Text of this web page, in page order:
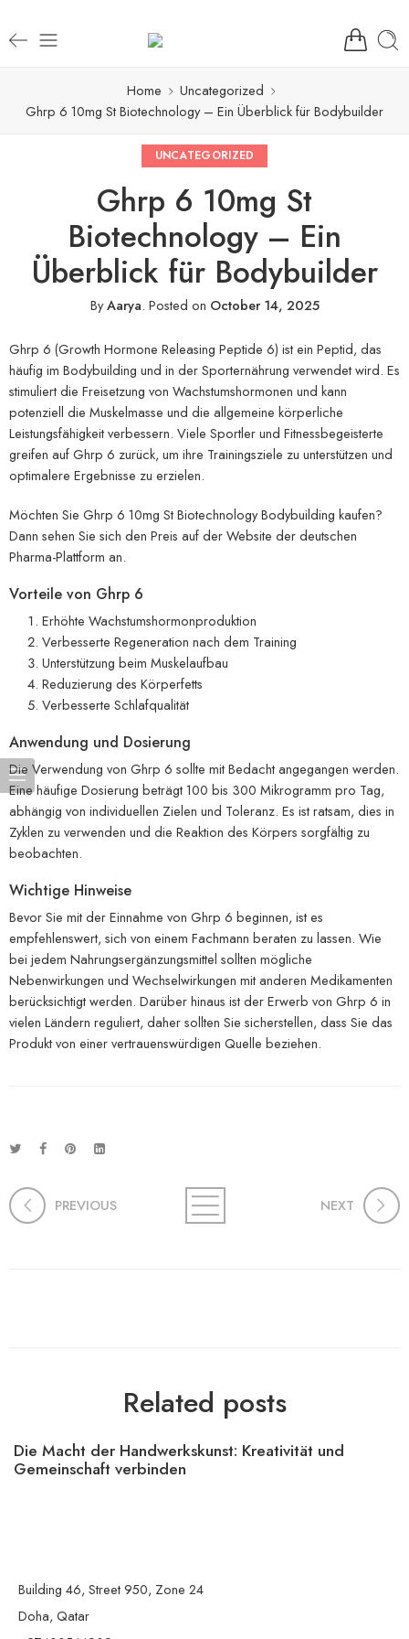
Home
Uncategorized
Ghrp 6 10mg St Biotechnology – Ein Überblick für Bodybuilder
UNCATEGORIZED
Ghrp 6 10mg St
Biotechnology – Ein
Überblick für Bodybuilder
ByAarya. Posted on October 14, 2025
Ghrp 6 (Growth Hormone Releasing Peptide 6) ist ein Peptid, das
häufig im Bodybuilding und in der Sporternährung verwendet wird. Es
stimuliert die Freisetzung von Wachstumshormonen und kann
potenziell die Muskelmasse und die allgemeine körperliche
Leistungsfähigkeit verbessern. Viele Sportler und Fitnessbegeisterte
greifen auf Ghrp 6 zurück, um ihre Trainingsziele zu unterstützen und
optimalere Ergebnisse zu erzielen.
Möchten Sie Ghrp 6 10mg St Biotechnology Bodybuilding kaufen?
Dann sehen Sie sich den Preis auf der Website der deutschen
Pharma-Plattform an.
Vorteile von Ghrp 6
Erhöhte Wachstumshormonproduktion
Verbesserte Regeneration nach dem Training
Unterstützung beim Muskelaufbau
Reduzierung des Körperfetts
Verbesserte Schlafqualität
Anwendung und Dosierung
Die Verwendung von Ghrp 6 sollte mit Bedacht angegangen werden.
Eine häufige Dosierung beträgt 100 bis 300 Mikrogramm pro Tag,
abhängig von individuellen Zielen und Toleranz. Es ist ratsam, dies in
Zyklen zu verwenden und die Reaktion des Körpers sorgfältig zu
beobachten.
Wichtige Hinweise
Bevor Sie mit der Einnahme von Ghrp 6 beginnen, ist es
empfehlenswert, sich von einem Fachmann beraten zu lassen. Wie
bei jedem Nahrungsergänzungsmittel sollten mögliche
Nebenwirkungen und Wechselwirkungen mit anderen Medikamenten
berücksichtigt werden. Darüber hinaus ist der Erwerb von Ghrp 6 in
vielen Ländern reguliert, daher sollten Sie sicherstellen, dass Sie das
Produkt von einer vertrauenswürdigen Quelle beziehen.
PREVIOUS NEXT
Related posts
Die Macht der Handwerkskunst: Kreativität und
Gemeinschaft verbinden
Building 46, Street 950, Zone 24
Doha, Qatar